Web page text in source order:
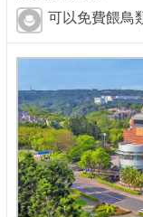
可以免費餵鳥